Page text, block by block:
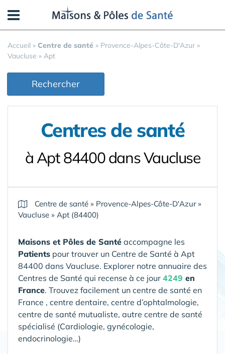
Accueil » Centre de santé » Provence-Alpes-Côte-D'Azur »
Vaucluse » Apt
Rechercher
Centres de santé
à Apt 84400 dans Vaucluse
Centre de santé » Provence-Alpes-Côte-D'Azur»
Vaucluse » Apt (84400)
Maisons et Pôles de Santé accompagne les
Patients pour trouver un Centre de Santé à Apt
84400 dans Vaucluse. Explorer notre annuaire des
Centres de Santé qui recense à ce jour 4249 en
France. Trouvez facilement un centre de santé en
France , centre dentaire, centre d’ophtalmologie,
centre de santé mutualiste, autre centre de santé
spécialisé (Cardiologie, gynécologie,
endocrinologie…)
Panneau de gestion des cookies